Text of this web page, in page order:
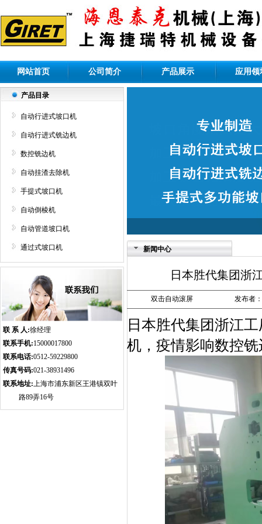
网站首页 公司简介 产品展示 应用领
产品目录
自动行进式坡口机
自动行进式铣边机
数控铣边机
自动挂渣去除机
手提式坡口机
自动倒棱机
自动管道坡口机
通过式坡口机
联 系 人:徐经理
联系手机:15000017800
联系电话:0512-59229800
传真号码:021-38931496
联系地址:上海市浦东新区王港镇双叶
路89弄16号
新闻中心
日本胜代集团浙
双击自动滚屏 发布者
日本胜代集团浙江
机，疫情影响数控